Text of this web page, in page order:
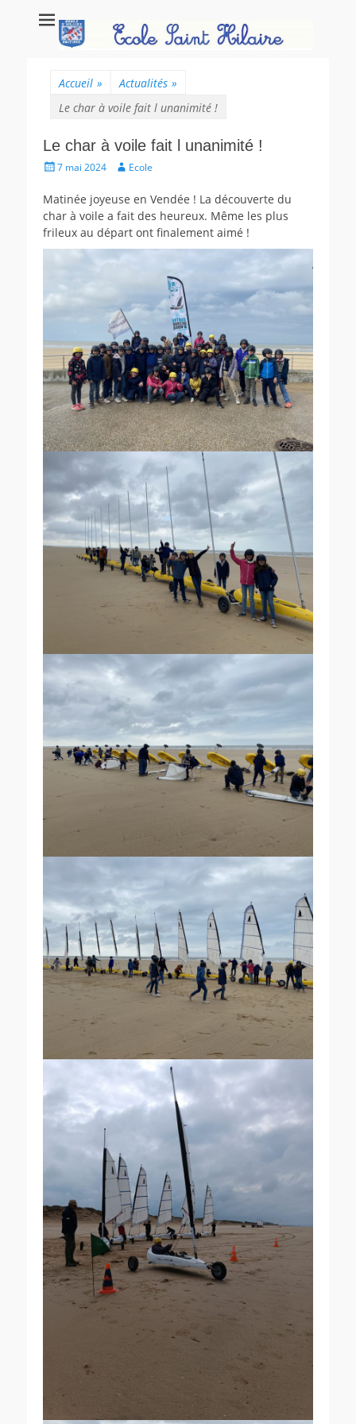
Ecole Saint Hilaire
Poitiers
Ecole maternelle et primaire, école privée catholique à Poitiers.
Accueil » Actualités »
Le char à voile fait l unanimité !
Le char à voile fait l unanimité !
Posté7 mai 2024 Auteur
Ecole
Matinée joyeuse en Vendée ! La découverte du
char à voile a fait des heureux. Même les plus
frileux au départ ont finalement aimé !